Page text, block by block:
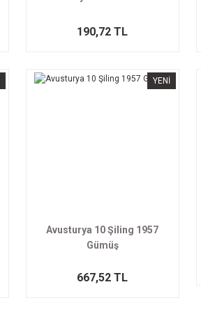
190,72 TL
YENİ
Avusturya 10 Şiling 1957
Gümüş
667,52 TL